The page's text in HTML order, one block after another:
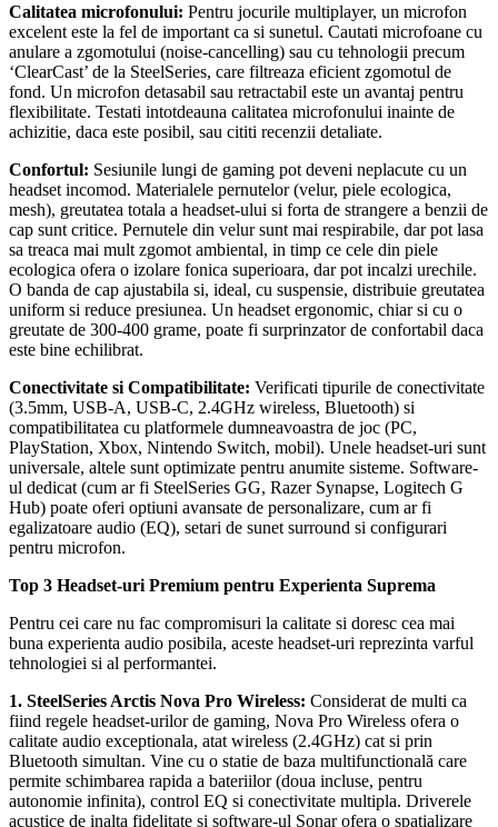
Calitatea microfonului: Pentru jocurile multiplayer, un microfon
excelent este la fel de important ca si sunetul. Cautati microfoane cu
anulare a zgomotului (noise-cancelling) sau cu tehnologii precum
‘ClearCast’ de la SteelSeries, care filtreaza eficient zgomotul de
fond. Un microfon detasabil sau retractabil este un avantaj pentru
flexibilitate. Testati intotdeauna calitatea microfonului inainte de
achizitie, daca este posibil, sau cititi recenzii detaliate.
Confortul: Sesiunile lungi de gaming pot deveni neplacute cu un
headset incomod. Materialele pernutelor (velur, piele ecologica,
mesh), greutatea totala a headset-ului si forta de strangere a benzii de
cap sunt critice. Pernutele din velur sunt mai respirabile, dar pot lasa
sa treaca mai mult zgomot ambiental, in timp ce cele din piele
ecologica ofera o izolare fonica superioara, dar pot incalzi urechile.
O banda de cap ajustabila si, ideal, cu suspensie, distribuie greutatea
uniform si reduce presiunea. Un headset ergonomic, chiar si cu o
greutate de 300-400 grame, poate fi surprinzator de confortabil daca
este bine echilibrat.
Conectivitate si Compatibilitate: Verificati tipurile de conectivitate
(3.5mm, USB-A, USB-C, 2.4GHz wireless, Bluetooth) si
compatibilitatea cu platformele dumneavoastra de joc (PC,
PlayStation, Xbox, Nintendo Switch, mobil). Unele headset-uri sunt
universale, altele sunt optimizate pentru anumite sisteme. Software-
ul dedicat (cum ar fi SteelSeries GG, Razer Synapse, Logitech G
Hub) poate oferi optiuni avansate de personalizare, cum ar fi
egalizatoare audio (EQ), setari de sunet surround si configurari
pentru microfon.
Top 3 Headset-uri Premium pentru Experienta Suprema
Pentru cei care nu fac compromisuri la calitate si doresc cea mai
buna experienta audio posibila, aceste headset-uri reprezinta varful
tehnologiei si al performantei.
1. SteelSeries Arctis Nova Pro Wireless: Considerat de multi ca
fiind regele headset-urilor de gaming, Nova Pro Wireless ofera o
calitate audio exceptionala, atat wireless (2.4GHz) cat si prin
Bluetooth simultan. Vine cu o statie de baza multifunctională care
permite schimbarea rapida a bateriilor (doua incluse, pentru
autonomie infinita), control EQ si conectivitate multipla. Driverele
acustice de inalta fidelitate si software-ul Sonar ofera o spatializare